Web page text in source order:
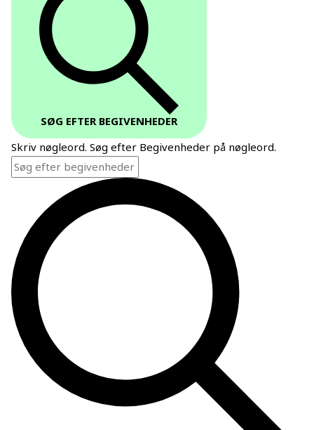
SØG EFTER BEGIVENHEDER
Skriv nøgleord. Søg efter Begivenheder på nøgleord.